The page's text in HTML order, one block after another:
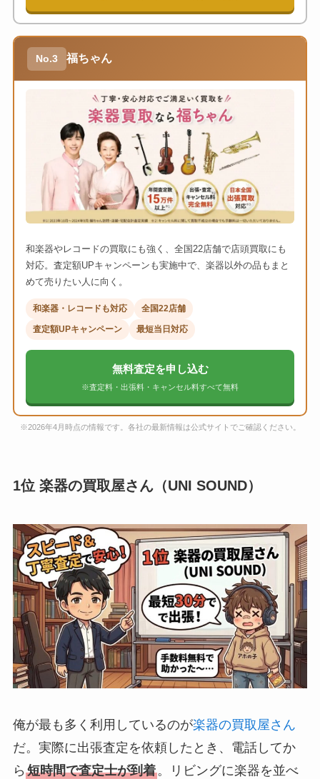
No.3 福ちゃん
和楽器やレコードの買取にも強く、全国22店舗で店頭買取にも
対応。査定額UPキャンペーンも実施中で、楽器以外の品もまと
めて売りたい人に向く。
和楽器・レコードも対応 全国22店舗
査定額UPキャンペーン 最短当日対応
無料査定を申し込む
※査定料・出張料・キャンセル料すべて無料
※2026年4月時点の情報です。各社の最新情報は公式サイトでご確認ください。
1位 楽器の買取屋さん（UNI SOUND）
俺が最も多く利用しているのが楽器の買取屋さん
だ。実際に出張査定を依頼したとき、電話してか
ら 短時間で査定士が到着。リビングに楽器を並べ